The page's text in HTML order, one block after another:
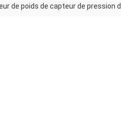
de poids de capteur de pression